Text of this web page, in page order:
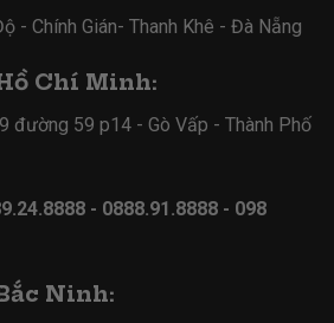
- Chính Gián- Thanh Khê - Đà Nẵng
Chí Minh:
đường 59 p14 - Gò Vấp - Thành Phố
- 0888.91.8888 - 098
Ninh: